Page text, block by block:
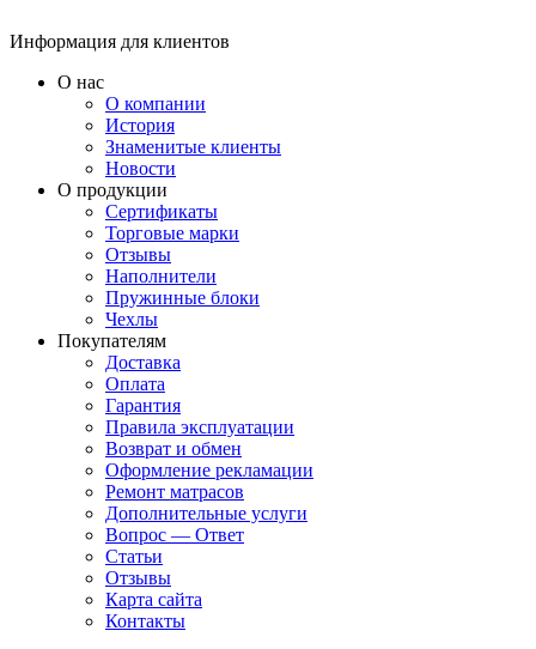
Информация для клиентов
О нас
О компании
История
Знаменитые клиенты
Новости
О продукции
Сертификаты
Торговые марки
Отзывы
Наполнители
Пружинные блоки
Чехлы
Покупателям
Доставка
Оплата
Гарантия
Правила эксплуатации
Возврат и обмен
Оформление рекламации
Ремонт матрасов
Дополнительные услуги
Вопрос — Ответ
Статьи
Отзывы
Карта сайта
Контакты